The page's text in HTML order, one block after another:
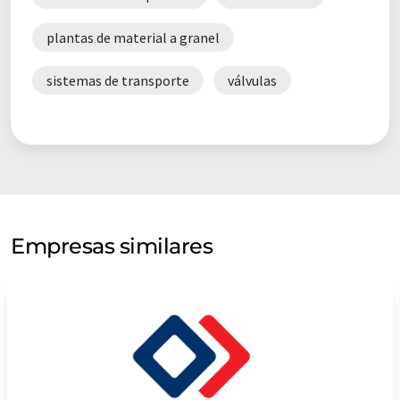
plantas de material a granel
sistemas de transporte válvulas
Empresas similares